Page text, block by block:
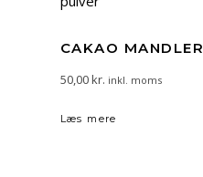
CAKAO MANDLER
50,00kr. inkl. moms
Læs mere